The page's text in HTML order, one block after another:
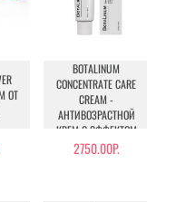
ОТ
BOTALINUM
CONCENTRATE CARE
CREAM -
АНТИВОЗРАСТНОЙ
КРЕМ С ЭФФЕКТОМ
БОТОКСА
2750.00Р.